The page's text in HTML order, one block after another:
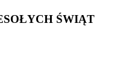
ŚWIĄT